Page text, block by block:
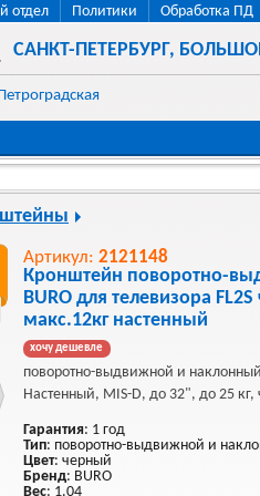
отдел Политики Обработка ПД
САНКТ-ПЕТЕРБУРГ,
Артикул: 2121148
Кронштейн поворотно-
BURO для телевизора
макс.12кг настенный
хочу дешевле
поворотно-выдвижной и
Настенный, MIS-D, до 32", до 25 кг,
Гарантия: 1 год
Тип: поворотно-выдвижной и
Цвет: черный
Бренд: BURO
Вес: 1.04